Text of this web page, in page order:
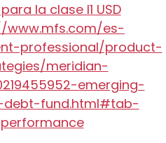
la clase I1 USD
www.mfs.com/es-
professional/product-
meridian-
emerging-
debt-fund.html#tab-
performance